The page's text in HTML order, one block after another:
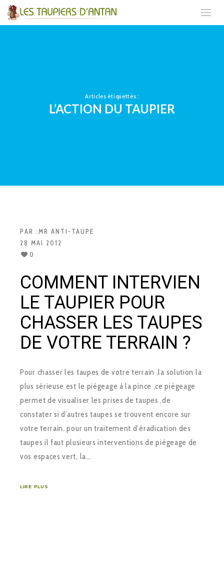
Articles étiquettés :
L’ACTION DU TAUPIER
PAR :MR ANTI-TAUPE
28 MAI 2012
0
COMMENT INTERVIEN
LE TAUPIER POUR
CHASSER LES TAUPES
DE VOTRE TERRAIN ?
Pour chasser les taupes de votre terrain ,la solution la
plus sérieuse est le piégeage à la pince ,ce piégeage
permet de visualiser les prises de taupes ,de
constater si d’autres taupes se trouvent encore sur
votre terrain. pour un traitement d’éradication des
taupes il faut plusieurs interventions de piégeage de
vos espaces vert, la…
LIRE PLUS